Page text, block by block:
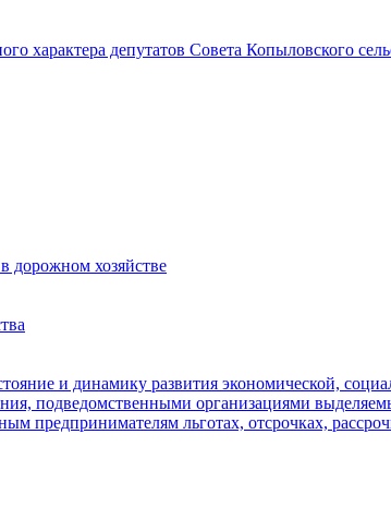
характера депутатов Совета Копыловского
дорожном хозяйстве
и динамику развития экономической,
подведомственными организациями
предпринимателям льготах, отсрочках,